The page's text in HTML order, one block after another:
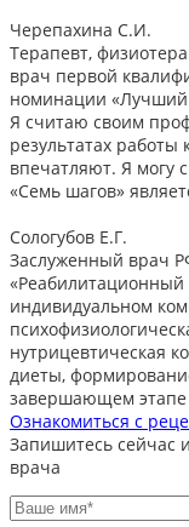
Черепахина С.И.
Терапевт,
врач первой
номинации «Лучший
Я считаю своим
результатах работы
впечатляют. Я могу
«Семь шагов»
Сологубов Е.Г.
Заслуженный врач
«Реабилитационный
индивидуальном
нутрицевтическая
диеты,
завершающем этапе
Ознакомиться с
Запишитесь сейчас
врача